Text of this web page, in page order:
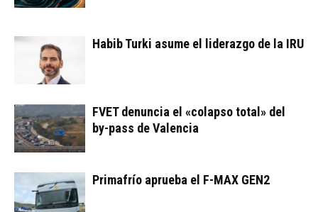
Habib Turki asume el liderazgo de la IRU
FVET denuncia el «colapso total» del
by-pass de Valencia
Primafrío aprueba el F-MAX GEN2